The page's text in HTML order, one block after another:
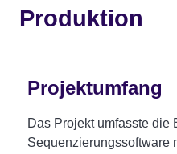
Produktion
Projektumfang
Das Projekt umfasste die
Sequenzierungssoftware